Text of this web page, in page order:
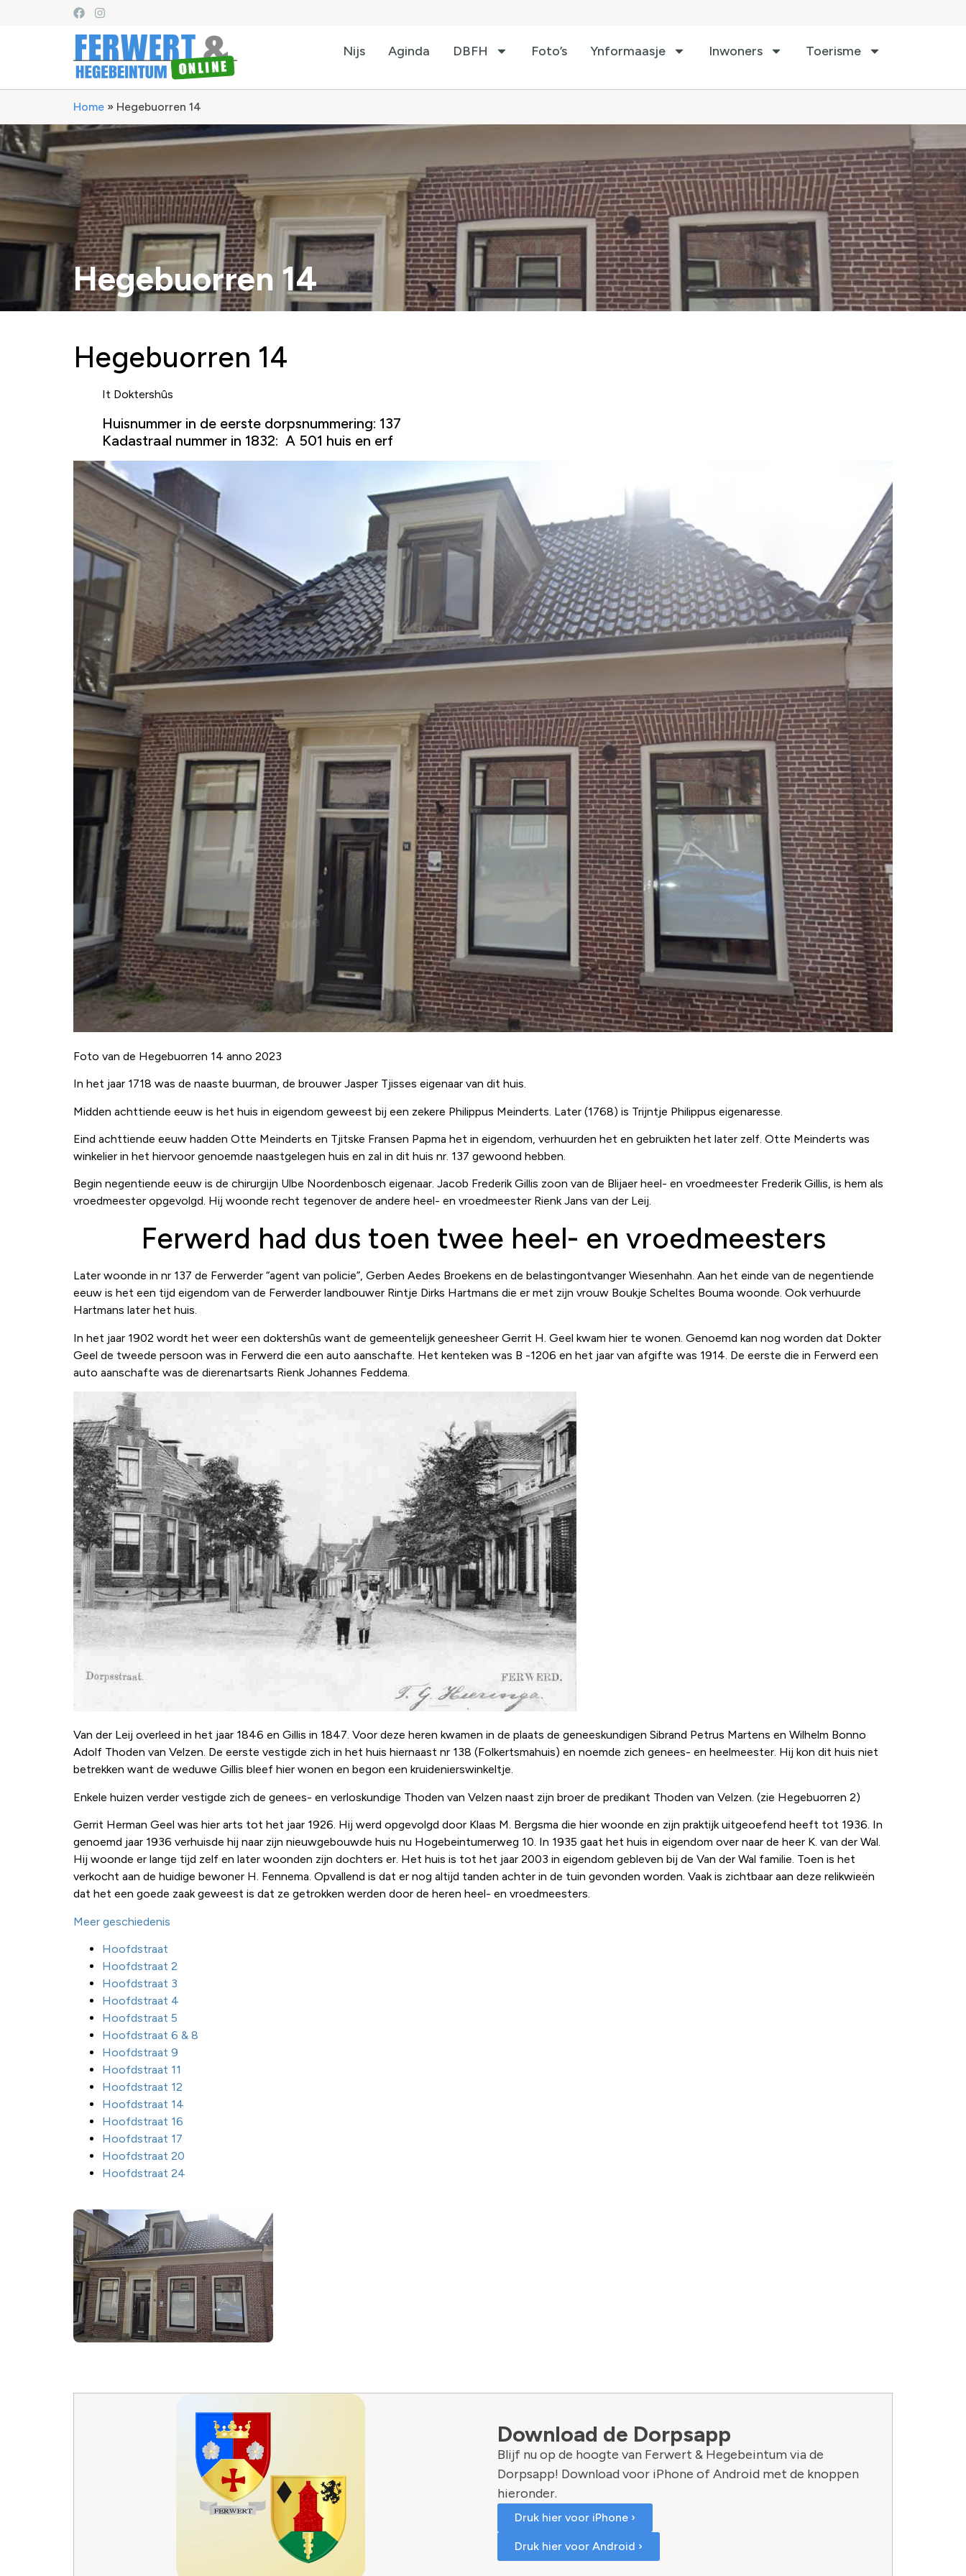
Nijs Aginda DBFH Foto’s Ynformaasje Inwoners Toerisme
Home » Hegebuorren 14
Hegebuorren 14
Hegebuorren 14
It Doktershûs
Huisnummer in de eerste dorpsnummering: 137
Kadastraal nummer in 1832: A 501 huis en erf
Foto van de Hegebuorren 14 anno 2023
In het jaar 1718 was de naaste buurman, de brouwer Jasper Tjisses eigenaar van dit huis.
Midden achttiende eeuw is het huis in eigendom geweest bij een zekere Philippus Meinderts. Later (1768) is Trijntje Philippus eigenaresse.
Eind achttiende eeuw hadden Otte Meinderts en Tjitske Fransen Papma het in eigendom, verhuurden het en gebruikten het later zelf. Otte Meinderts was
winkelier in het hiervoor genoemde naastgelegen huis en zal in dit huis nr. 137 gewoond hebben.
Begin negentiende eeuw is de chirurgijn Ulbe Noordenbosch eigenaar. Jacob Frederik Gillis zoon van de Blijaer heel- en vroedmeester Frederik Gillis, is hem als
vroedmeester opgevolgd. Hij woonde recht tegenover de andere heel- en vroedmeester Rienk Jans van der Leij.
Ferwerd had dus toen twee heel- en vroedmeesters
Later woonde in nr 137 de Ferwerder “agent van policie”, Gerben Aedes Broekens en de belastingontvanger Wiesenhahn. Aan het einde van de negentiende
eeuw is het een tijd eigendom van de Ferwerder landbouwer Rintje Dirks Hartmans die er met zijn vrouw Boukje Scheltes Bouma woonde. Ook verhuurde
Hartmans later het huis.
In het jaar 1902 wordt het weer een doktershûs want de gemeentelijk geneesheer Gerrit H. Geel kwam hier te wonen. Genoemd kan nog worden dat Dokter
Geel de tweede persoon was in Ferwerd die een auto aanschafte. Het kenteken was B -1206 en het jaar van afgifte was 1914. De eerste die in Ferwerd een
auto aanschafte was de dierenartsarts Rienk Johannes Feddema.
Van der Leij overleed in het jaar 1846 en Gillis in 1847. Voor deze heren kwamen in de plaats de geneeskundigen Sibrand Petrus Martens en Wilhelm Bonno
Adolf Thoden van Velzen. De eerste vestigde zich in het huis hiernaast nr 138 (Folkertsmahuis) en noemde zich genees- en heelmeester. Hij kon dit huis niet
betrekken want de weduwe Gillis bleef hier wonen en begon een kruidenierswinkeltje.
Enkele huizen verder vestigde zich de genees- en verloskundige Thoden van Velzen naast zijn broer de predikant Thoden van Velzen. (zie Hegebuorren 2)
Gerrit Herman Geel was hier arts tot het jaar 1926. Hij werd opgevolgd door Klaas M. Bergsma die hier woonde en zijn praktijk uitgeoefend heeft tot 1936. In
genoemd jaar 1936 verhuisde hij naar zijn nieuwgebouwde huis nu Hogebeintumerweg 10. In 1935 gaat het huis in eigendom over naar de heer K. van der Wal.
Hij woonde er lange tijd zelf en later woonden zijn dochters er. Het huis is tot het jaar 2003 in eigendom gebleven bij de Van der Wal familie. Toen is het
verkocht aan de huidige bewoner H. Fennema. Opvallend is dat er nog altijd tanden achter in de tuin gevonden worden. Vaak is zichtbaar aan deze relikwieën
dat het een goede zaak geweest is dat ze getrokken werden door de heren heel- en vroedmeesters.
Meer geschiedenis
Hoofdstraat
Hoofdstraat 2
Hoofdstraat 3
Hoofdstraat 4
Hoofdstraat 5
Hoofdstraat 6 & 8
Hoofdstraat 9
Hoofdstraat 11
Hoofdstraat 12
Hoofdstraat 14
Hoofdstraat 16
Hoofdstraat 17
Hoofdstraat 20
Hoofdstraat 24
Download de Dorpsapp
Blijf nu op de hoogte van Ferwert & Hegebeintum via de
Dorpsapp! Download voor iPhone of Android met de knoppen
hieronder.
Druk hier voor iPhone ›
Druk hier voor Android ›